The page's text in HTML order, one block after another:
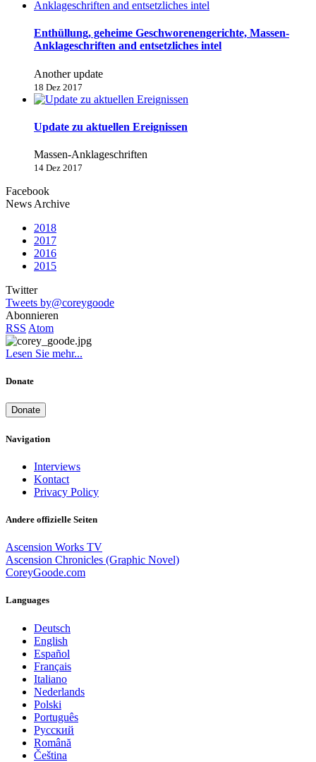
Enthüllung, geheime Geschworenengerichte, Massen-
Anklageschriften and entsetzliches intel
Another update
18 Dez 2017
Update zu aktuellen Ereignissen
Massen-Anklageschriften
14 Dez 2017
Facebook
News Archive
2018
2017
2016
2015
Twitter
Tweets by@coreygoode
Abonnieren
RSS Atom
Lesen Sie mehr...
Donate
Donate
Navigation
Interviews
Kontact
Privacy Policy
Andere offizielle Seiten
Ascension Works TV
Ascension Chronicles (Graphic Novel)
CoreyGoode.com
Languages
Deutsch
English
Español
Français
Italiano
Nederlands
Polski
Português
Pусский
Română
Čeština